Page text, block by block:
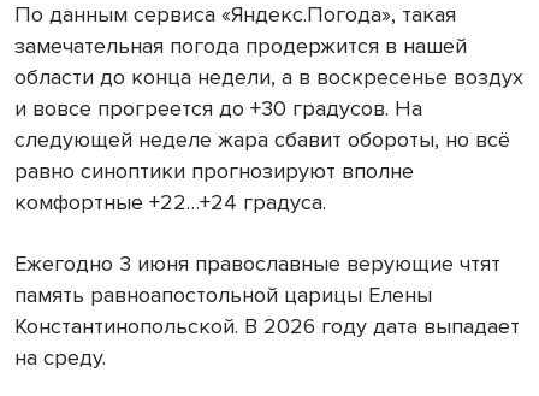
По данным сервиса «Яндекс.Погода», такая
замечательная погода продержится в нашей
области до конца недели, а в воскресенье воздух
и вовсе прогреется до +30 градусов. На
следующей неделе жара сбавит обороты, но всё
равно синоптики прогнозируют вполне
комфортные +22…+24 градуса.
Ежегодно 3 июня православные верующие чтят
память равноапостольной царицы Елены
Константинопольской. В 2026 году дата выпадает
на среду.